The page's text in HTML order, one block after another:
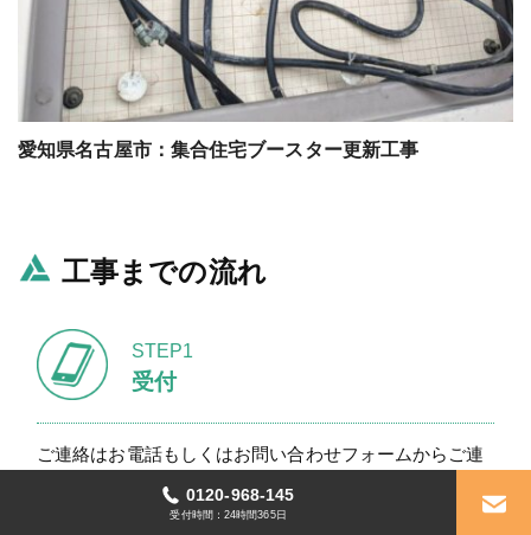
愛知県名古屋市：集合住宅ブースター更新工事
工事までの流れ
受付
STEP1
ご連絡はお電話もしくはお問い合わせフォームからご連
具体的な状況などをお伺いさせていただきます。
0120-968-145
受付時間：24時間365日